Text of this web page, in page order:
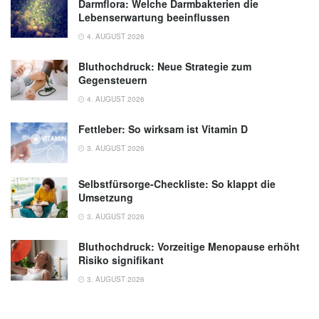
Frank H. Netter: Netters Innere Medizin,
Thieme Verlag, 2. Auflage, 2013
Parswa Ansari: Bauchwandhernien, MSD
Manual, (Abruf 03.10.2019),MSD
Darmflora: Welche Darmbakterien die
Lebenserwartung beeinflussen
4. AUGUST 2026
Bluthochdruck: Neue Strategie zum
Gegensteuern
4. AUGUST 2026
Fettleber: So wirksam ist Vitamin D
3. AUGUST 2026
Selbstfürsorge-Checkliste: So klappt die
Umsetzung
3. AUGUST 2026
Bluthochdruck: Vorzeitige Menopause erhöht
Risiko signifikant
3. AUGUST 2026